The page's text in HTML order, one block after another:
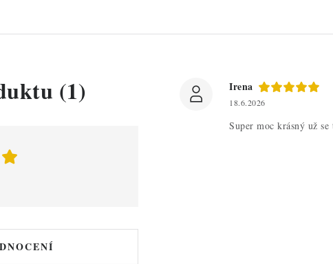
(1) Irena
18.6.2026
Super moc krásný už